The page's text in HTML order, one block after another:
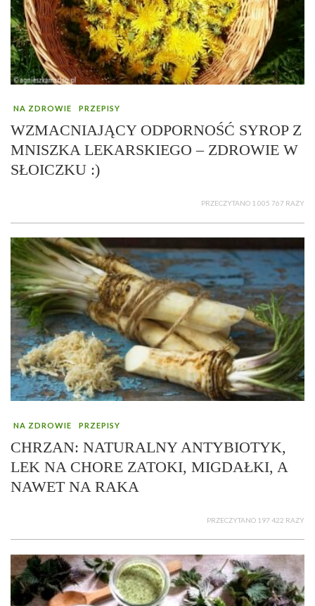
NA ZDROWIE PRZEPISY
WZMACNIAJĄCY ODPORNOŚĆ SYROP Z
MNISZKA LEKARSKIEGO – ZDROWIE W
SŁOICZKU :)
PRZECZYTANO 1 005 767 RAZY
NA ZDROWIE PRZEPISY
CHRZAN: NATURALNY ANTYBIOTYK,
LEK NA CHORE ZATOKI, MIGDAŁKI, A
NAWET NA RAKA
PRZECZYTANO 197 422 RAZY